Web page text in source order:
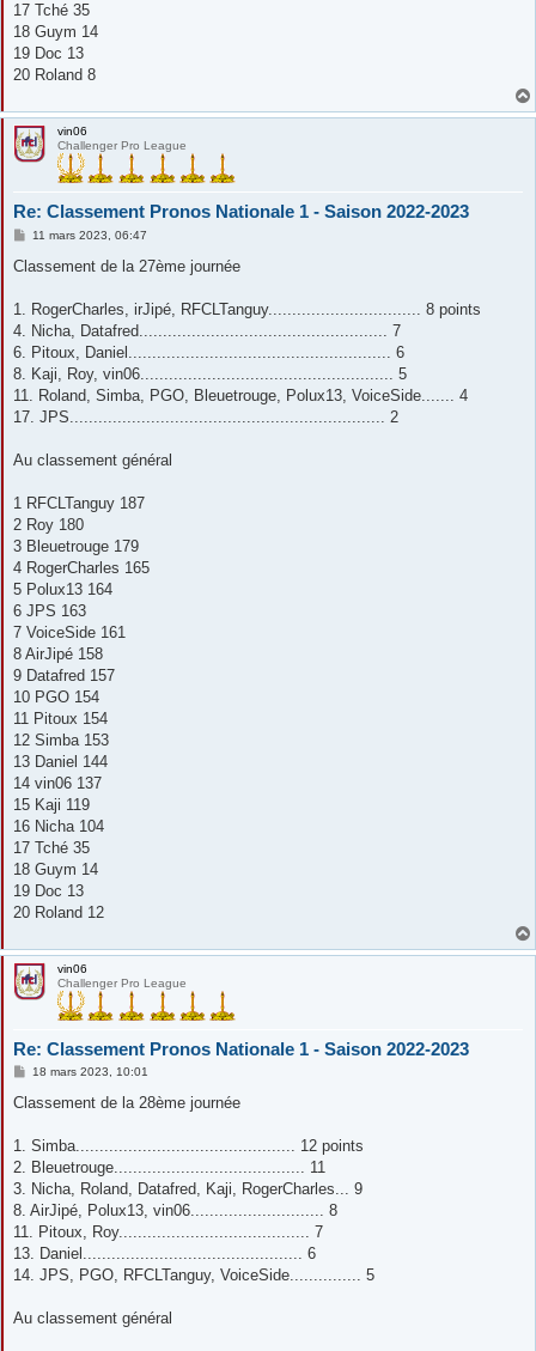
17 Tché 35
18 Guym 14
19 Doc 13
20 Roland 8
vin06
Challenger Pro League
Re: Classement Pronos Nationale 1 - Saison 2022-2023
M
s
g
11 mars 2023, 06:47
Classement de la 27ème journée
1. RogerCharles, irJipé, RFCLTanguy................................ 8 points
4. Nicha, Datafred.................................................... 7
6. Pitoux, Daniel....................................................... 6
8. Kaji, Roy, vin06..................................................... 5
11. Roland, Simba, PGO, Bleuetrouge, Polux13, VoiceSide....... 4
17. JPS.................................................................. 2
Au classement général
1 RFCLTanguy 187
2 Roy 180
3 Bleuetrouge 179
4 RogerCharles 165
5 Polux13 164
6 JPS 163
7 VoiceSide 161
8 AirJipé 158
9 Datafred 157
10 PGO 154
11 Pitoux 154
12 Simba 153
13 Daniel 144
14 vin06 137
15 Kaji 119
16 Nicha 104
17 Tché 35
18 Guym 14
19 Doc 13
20 Roland 12
vin06
Challenger Pro League
Re: Classement Pronos Nationale 1 - Saison 2022-2023
M
s
g
18 mars 2023, 10:01
Classement de la 28ème journée
1. Simba.............................................. 12 points
2. Bleuetrouge........................................ 11
3. Nicha, Roland, Datafred, Kaji, RogerCharles... 9
8. AirJipé, Polux13, vin06............................ 8
11. Pitoux, Roy........................................ 7
13. Daniel.............................................. 6
14. JPS, PGO, RFCLTanguy, VoiceSide............... 5
Au classement général